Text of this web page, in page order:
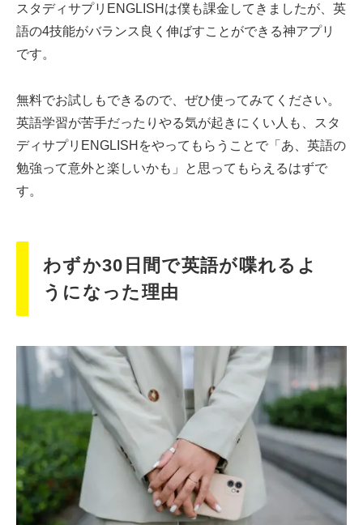
スタディサプリENGLISHは僕も課金してきましたが、英
語の4技能がバランス良く伸ばすことができる神アプリ
です。
無料でお試しもできるので、ぜひ使ってみてください。
英語学習が苦手だったりやる気が起きにくい人も、スタ
ディサプリENGLISHをやってもらうことで「あ、英語の
勉強って意外と楽しいかも」と思ってもらえるはずで
す。
わずか30日間で英語が喋れるよ
うになった理由